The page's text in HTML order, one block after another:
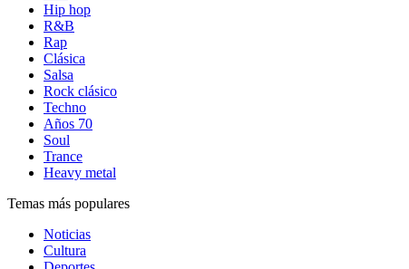
Hip hop
R&B
Rap
Clásica
Salsa
Rock clásico
Techno
Años 70
Soul
Trance
Heavy metal
Temas más populares
Noticias
Cultura